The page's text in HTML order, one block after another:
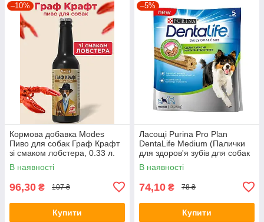
–10%
Кормова добавка Modes
Пиво для собак Граф Крафт
зі смаком лобстера, 0.33 л.
В наявності
96,30 ₴ 107 ₴
Купити
–5%
Ласощі Purina Pro Plan
DentaLife Medium (Палички
для здоров'я зубів для собак
середніх порід) 115г
В наявності
74,10 ₴ 78 ₴
Купити